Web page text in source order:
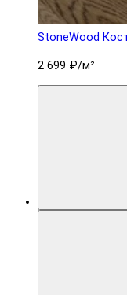
StoneWood
2 699 ₽/м²